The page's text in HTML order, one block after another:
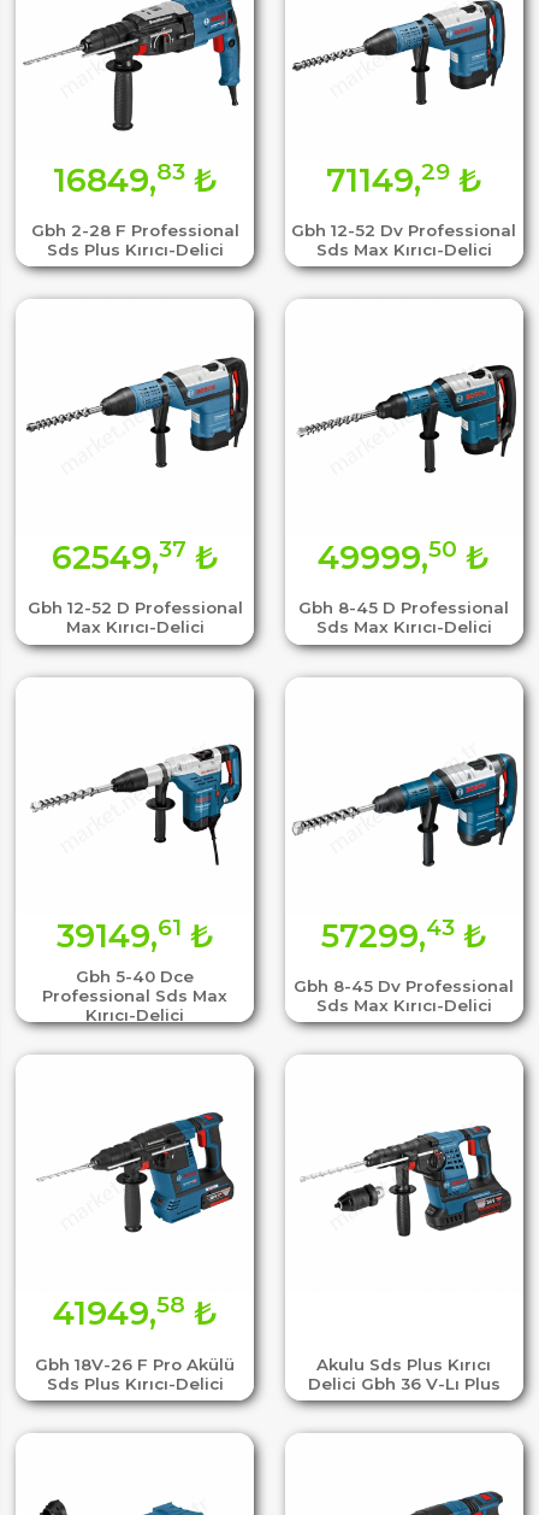
Gbh 2-28 F Professional
Sds Plus Kırıcı-Delici
16849,83₺
Gbh 12-52 Dv Professional
Sds Max Kırıcı-Delici
71149,29₺
Gbh 12-52 D Professional
Max Kırıcı-Delici
62549,37 ₺
Gbh 8-45 D Professional
Sds Max Kırıcı-Delici
49999,50 ₺
Gbh 5-40 Dce
Professional Sds Max
Kırıcı-Delici
39149,61 ₺
Gbh 8-45 Dv Professional
Sds Max Kırıcı-Delici
57299,43₺
Gbh 18V-26 F Pro Akülü
Sds Plus Kırıcı-Delici
41949,58 ₺
Akulu Sds Plus Kırıcı
Delici Gbh 36 V-Lı Plus